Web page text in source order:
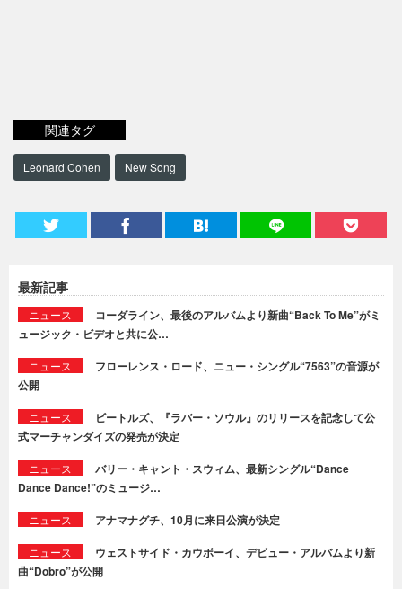
関連タグ
Leonard Cohen New Song
最新記事
ニュース
コーダライン、最後のアルバムより新曲“Back To Me”がミ
ュージック・ビデオと共に公…
ニュース
フローレンス・ロード、ニュー・シングル“7563”の音源が
公開
ニュース
ビートルズ、『ラバー・ソウル』のリリースを記念して公
式マーチャンダイズの発売が決定
ニュース
バリー・キャント・スウィム、最新シングル“Dance
Dance Dance!”のミュージ…
ニュース アナマナグチ、10月に来日公演が決定
ニュース
ウェストサイド・カウボーイ、デビュー・アルバムより新
曲“Dobro”が公開